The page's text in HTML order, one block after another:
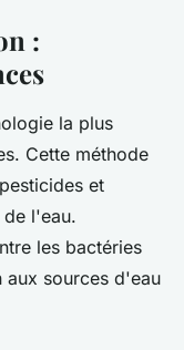
:
la plus
Cette méthode
et
l'eau.
les bactéries
aux sources d'eau